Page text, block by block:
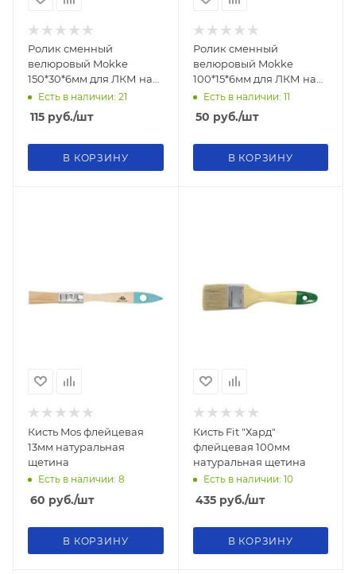
Ролик сменный
велюровый Mokke
150*30*6мм для ЛКМ на
водной и алкидной
основе
Есть в наличии: 21
115 руб./шт
В КОРЗИНУ
Ролик сменный
велюровый Mokke
100*15*6мм для ЛКМ на
водной и алкидной
основе
Есть в наличии: 11
50 руб./шт
В КОРЗИНУ
Кисть Mos флейцевая
13мм натуральная
щетина
Есть в наличии: 8
60 руб./шт
В КОРЗИНУ
Кисть Fit "Хард"
флейцевая 100мм
натуральная щетина
Есть в наличии: 10
435руб./шт
В КОРЗИНУ